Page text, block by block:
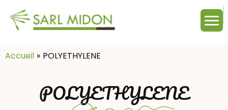
Accueil
POLYETHYLENE
POLYETHYLENE